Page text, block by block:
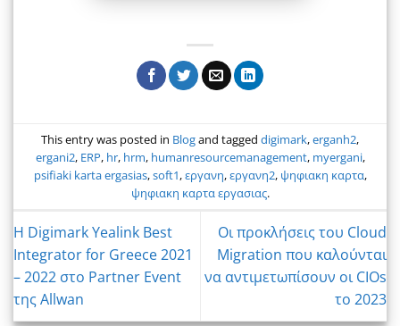
This entry was posted in Blogand tagged digimark,erganh2,
ergani2, ERP, hr, hrm, humanresourcemanagement, myergani,
psifiaki karta ergasias,soft1,εργανη,εργανη2, ψηφιακη καρτα,
ψηφιακη καρτα εργασιας.
Η Digimark Yealink Best
Integrator for Greece 2021
– 2022 στο Partner Event
της Allwan
Οι προκλήσεις του Cloud
Migration που καλούνται
να αντιμετωπίσουν οι CIOs
το 2023